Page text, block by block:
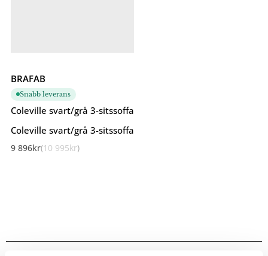
BRAFAB
Snabb leverans
Coleville svart/grå 3-sitssoffa
Coleville svart/grå 3-sitssoffa
10 995kr
9 896kr